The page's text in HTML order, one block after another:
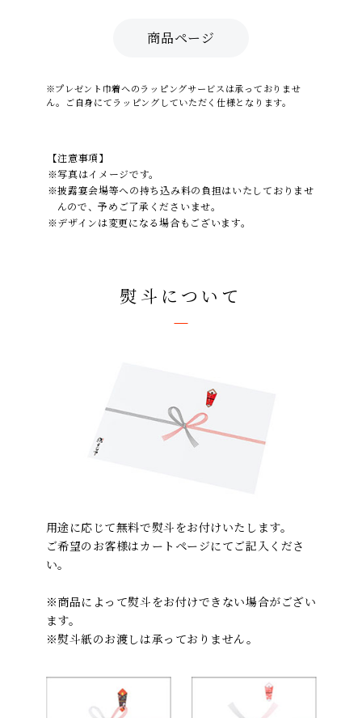
商品ページ
※プレゼント巾着へのラッピングサービスは承っておりませ
ん。ご自身にてラッピングしていただく仕様となります。
【注意事項】
※写真はイメージです。
※披露宴会場等への持ち込み料の負担はいたしておりませ
んので、予めご了承くださいませ。
※デザインは変更になる場合もございます。
熨斗について
用途に応じて無料で熨斗をお付けいたします。
ご希望のお客様はカートページにてご記入くださ
い。
※商品によって熨斗をお付けできない場合がござい
ます。
※熨斗紙のお渡しは承っておりません。